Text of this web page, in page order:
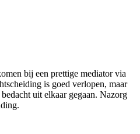
bij een prettige mediator via
is goed verlopen, maar
uit elkaar gegaan. Nazorg